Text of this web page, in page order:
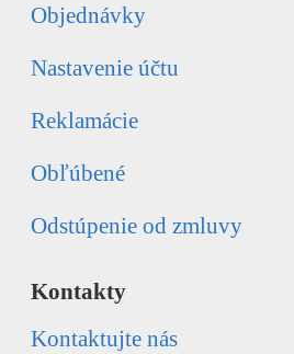
Objednávky
Nastavenie účtu
Reklamácie
Obľúbené
Odstúpenie od zmluvy
Kontakty
Kontaktujte nás